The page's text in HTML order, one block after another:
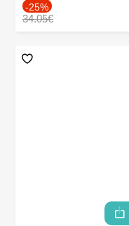
-25%
34.05€